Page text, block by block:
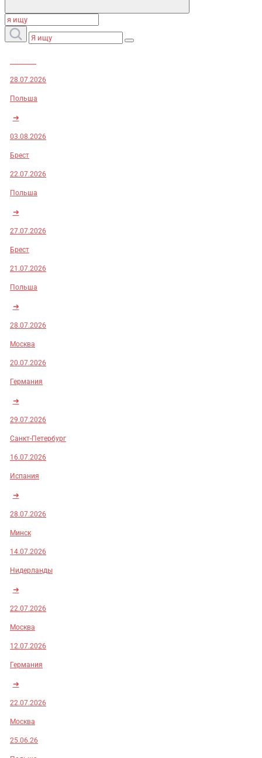
28.07.2026
Польша
➜
03.08.2026
Брест
22.07.2026
Польша
➜
27.07.2026
Брест
21.07.2026
Польша
➜
28.07.2026
Москва
20.07.2026
Германия
➜
29.07.2026
Санкт-Петербург
16.07.2026
Испания
➜
28.07.2026
Минск
14.07.2026
Нидерланды
➜
22.07.2026
Москва
12.07.2026
Германия
➜
22.07.2026
Москва
25.06.26